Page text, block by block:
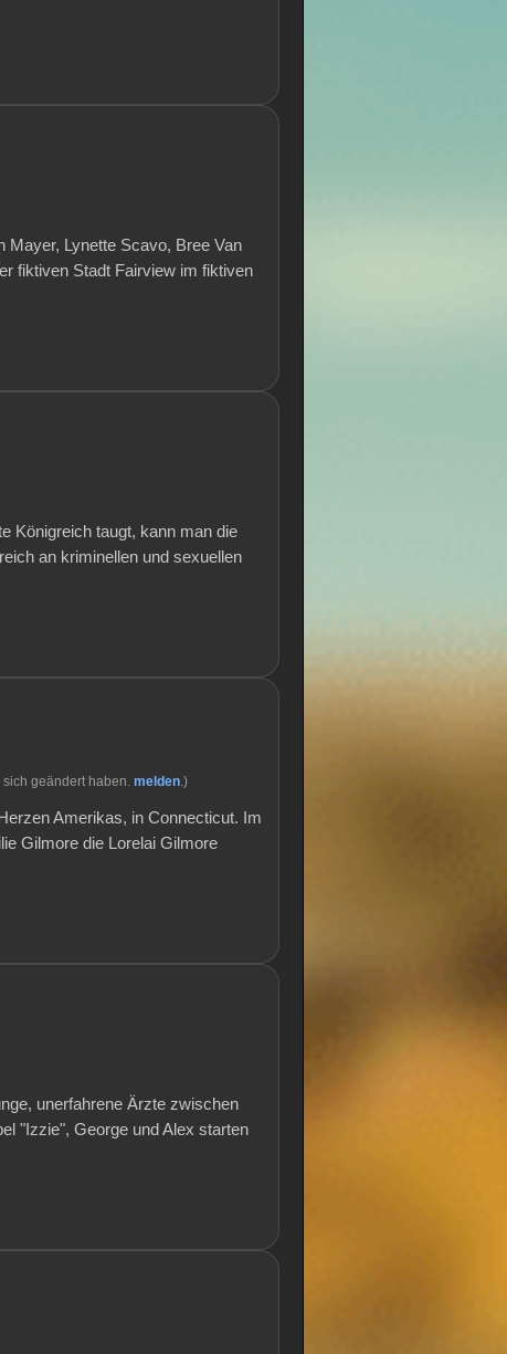
Mayer, Lynette Scavo, Bree Van
fiktiven Stadt Fairview im fiktiven
Königreich taugt, kann man die
an kriminellen und sexuellen
geändert haben. melden .)
Amerikas, in Connecticut. Im
Gilmore die Lorelai Gilmore
unerfahrene Ärzte zwischen
"Izzie", George und Alex starten